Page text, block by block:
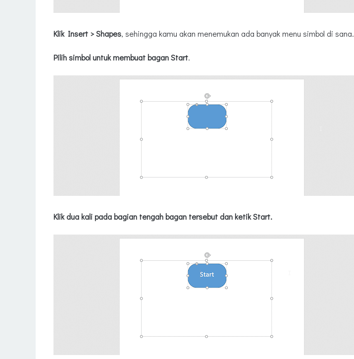
Klik Insert > Shapes, sehingga kamu akan menemukan ada banyak menu simbol di sana.
Pilih simbol untuk membuat bagan Start.
Klik dua kali pada bagian tengah bagan tersebut dan ketik Start.